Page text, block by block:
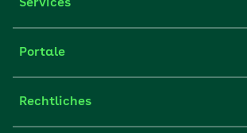
Services
Portale
Rechtliches